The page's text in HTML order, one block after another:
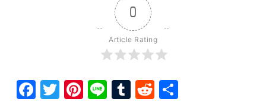
0
Article Rating
Facebook
Twitter
Pinterest
LineTumblr
Reddit